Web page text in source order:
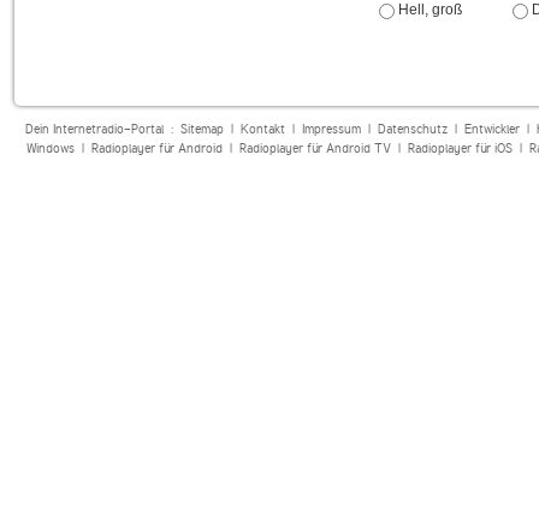
Hell, groß
Dein Internetradio-Portal : Sitemap| Kontakt| Impressum| Datenschutz| Entwickler|
Windows| Radioplayer für Android| Radioplayer für Android TV| Radioplayer für iOS|